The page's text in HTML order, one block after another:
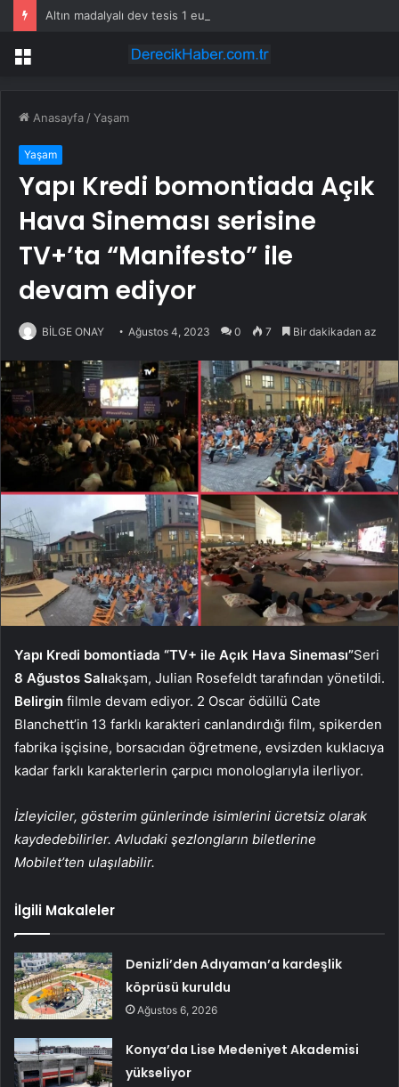
Menü
Anasayfa /Yaşam
Yaşam
Yapı Kredi bomontiada Açık
Hava Sineması serisine
TV+’ta “Manifesto” ile
devam ediyor
BİLGE ONAY Ağustos 4, 2023 0 7 Bir dakikadan az
Yapı Kredi bomontiada “TV+ ile Açık Hava Sineması”Seri
8 Ağustos Salıakşam, Julian Rosefeldt tarafından yönetildi.
Belirgin filmle devam ediyor. 2 Oscar ödüllü Cate
Blanchett’in 13 farklı karakteri canlandırdığı film, spikerden
fabrika işçisine, borsacıdan öğretmene, evsizden kuklacıya
kadar farklı karakterlerin çarpıcı monologlarıyla ilerliyor.
İzleyiciler, gösterim günlerinde isimlerini ücretsiz olarak
kaydedebilirler. Avludaki şezlongların biletlerine
Mobilet’ten ulaşılabilir.
İlgili Makaleler
Denizli’den Adıyaman’a kardeşlik
köprüsü kuruldu
Ağustos 6, 2026
Konya’da Lise Medeniyet Akademisi
yükseliyor